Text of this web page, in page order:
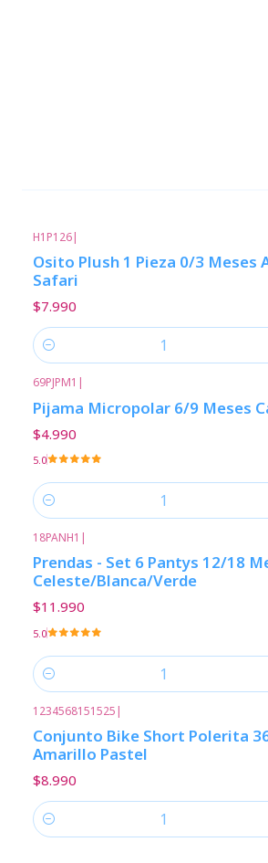
H1P126|
Osito Plush 1 Pieza 0/3 Meses
Safari
$7.990
Cantidad
69PJPM1 |
Pijama Micropolar 6/9 Meses
$4.990
5.0
Cantidad
18PANH1 |
Prendas - Set 6 Pantys 12/18
Celeste/Blanca/Verde
$11.990
5.0
Cantidad
1234568151525 |
Conjunto Bike Short Polerita
Amarillo Pastel
$8.990
Cantidad